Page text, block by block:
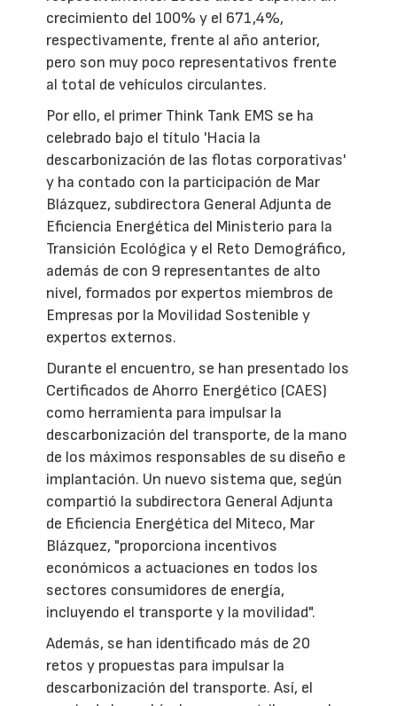
crecimiento del 100% y el 671,4%,
respectivamente, frente al año anterior,
pero son muy poco representativos frente
al total de vehículos circulantes.
Por ello, el primer Think Tank EMS se ha
celebrado bajo el título 'Hacia la
descarbonización de las flotas corporativas'
y ha contado con la participación de Mar
Blázquez, subdirectora General Adjunta de
Eficiencia Energética del Ministerio para la
Transición Ecológica y el Reto Demográfico,
además de con 9 representantes de alto
nivel, formados por expertos miembros de
Empresas por la Movilidad Sostenible y
expertos externos.
Durante el encuentro, se han presentado los
Certificados de Ahorro Energético (CAES)
como herramienta para impulsar la
descarbonización del transporte, de la mano
de los máximos responsables de su diseño e
implantación. Un nuevo sistema que, según
compartió la subdirectora General Adjunta
de Eficiencia Energética del Miteco, Mar
Blázquez, "proporciona incentivos
económicos a actuaciones en todos los
sectores consumidores de energía,
incluyendo el transporte y la movilidad".
Además, se han identificado más de 20
retos y propuestas para impulsar la
descarbonización del transporte. Así, el